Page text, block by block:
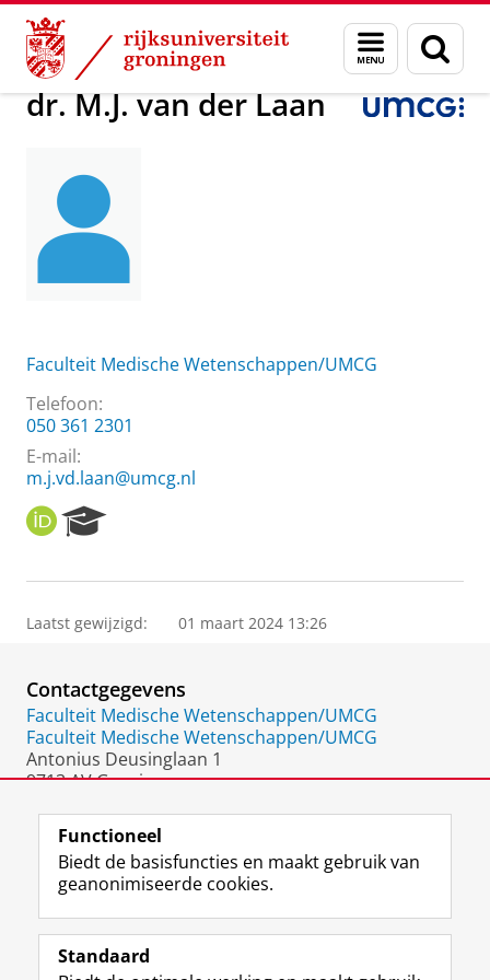
Skip
Content
Skip
Navigation
Menu
en
zoeken
Over ons dr. M.J. van der Laan
dr. M.J. van der Laan
Faculteit Medische Wetenschappen/UMCG
Telefoon:
050 361 2301
E-mail:
m.j.vd.laan@umcg.nl
O
R
I
e
r
P
o
r
t
a
Laatst gewijzigd: 01 maart 2024 13:26
Contactgegevens
Faculteit Medische Wetenschappen/UMCG
Faculteit Medische Wetenschappen/UMCG
Antonius Deusinglaan 1
9713 AV Groningen
Volg de RUG
F
a
L
i
R
S
I
n
Y
o
Functioneel
Biedt de basisfuncties en maakt gebruik van
geanonimiseerde cookies.
Standaard